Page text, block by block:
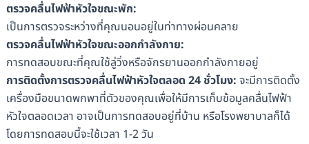
ตรวจคลื่นไฟฟ้าหัวใจขณะพัก:
เป็นการตรวจระหว่างที่คุณนอนอยู่ในท่าทางผ่อนคลาย
ตรวจคลื่นไฟฟ้าหัวใจขณะออกกำลังกาย:
การทดสอบขณะที่คุณใช้ลู่วิ่งหรือจักรยานออกกำลังกายอยู่
การติดตั้งการตรวจคลื่นไฟฟ้าหัวใจตลอด 24 ชั่วโมง: จะมีการติดตั้ง
เครื่องมือขนาดพกพาที่ตัวของคุณเพื่อให้มีการเก็บข้อมูลคลื่นไฟฟ้า
หัวใจตลอดเวลา อาจเป็นการทดสอบอยู่ที่บ้าน หรือโรงพยาบาลก็ได้
โดยการทดสอบนี้จะใช้เวลา 1-2 วัน